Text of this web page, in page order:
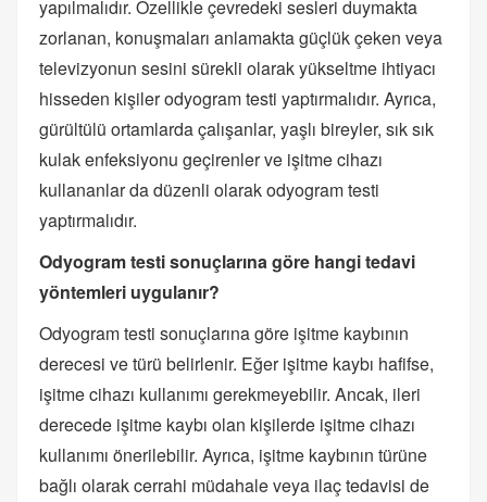
yapılmalıdır. Özellikle çevredeki sesleri duymakta
zorlanan, konuşmaları anlamakta güçlük çeken veya
televizyonun sesini sürekli olarak yükseltme ihtiyacı
hisseden kişiler odyogram testi yaptırmalıdır. Ayrıca,
gürültülü ortamlarda çalışanlar, yaşlı bireyler, sık sık
kulak enfeksiyonu geçirenler ve işitme cihazı
kullananlar da düzenli olarak odyogram testi
yaptırmalıdır.
Odyogram testi sonuçlarına göre hangi tedavi
yöntemleri uygulanır?
Odyogram testi sonuçlarına göre işitme kaybının
derecesi ve türü belirlenir. Eğer işitme kaybı hafifse,
işitme cihazı kullanımı gerekmeyebilir. Ancak, ileri
derecede işitme kaybı olan kişilerde işitme cihazı
kullanımı önerilebilir. Ayrıca, işitme kaybının türüne
bağlı olarak cerrahi müdahale veya ilaç tedavisi de